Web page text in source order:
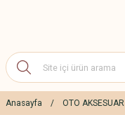
Anasayfa OTO AKSESUAR